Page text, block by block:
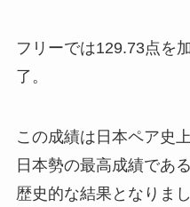
フリーでは129.73点を
了。
この成績は日本ペア史
日本勢の最高成績であ
歴史的な結果となりまし